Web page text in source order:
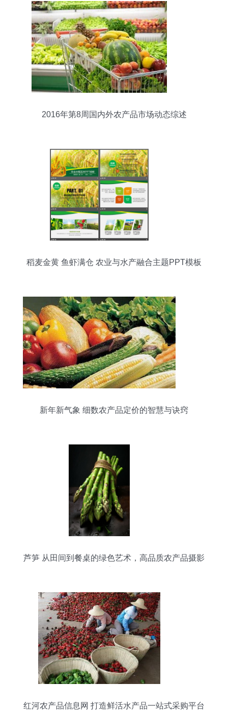
2016年第8周国内外农产品市场动态综述
稻麦金黄 鱼虾满仓 农业与水产融合主题PPT模板
新年新气象 细数农产品定价的智慧与诀窍
芦笋 从田间到餐桌的绿色艺术，高品质农产品摄影
红河农产品信息网 打造鲜活水产品一站式采购平台